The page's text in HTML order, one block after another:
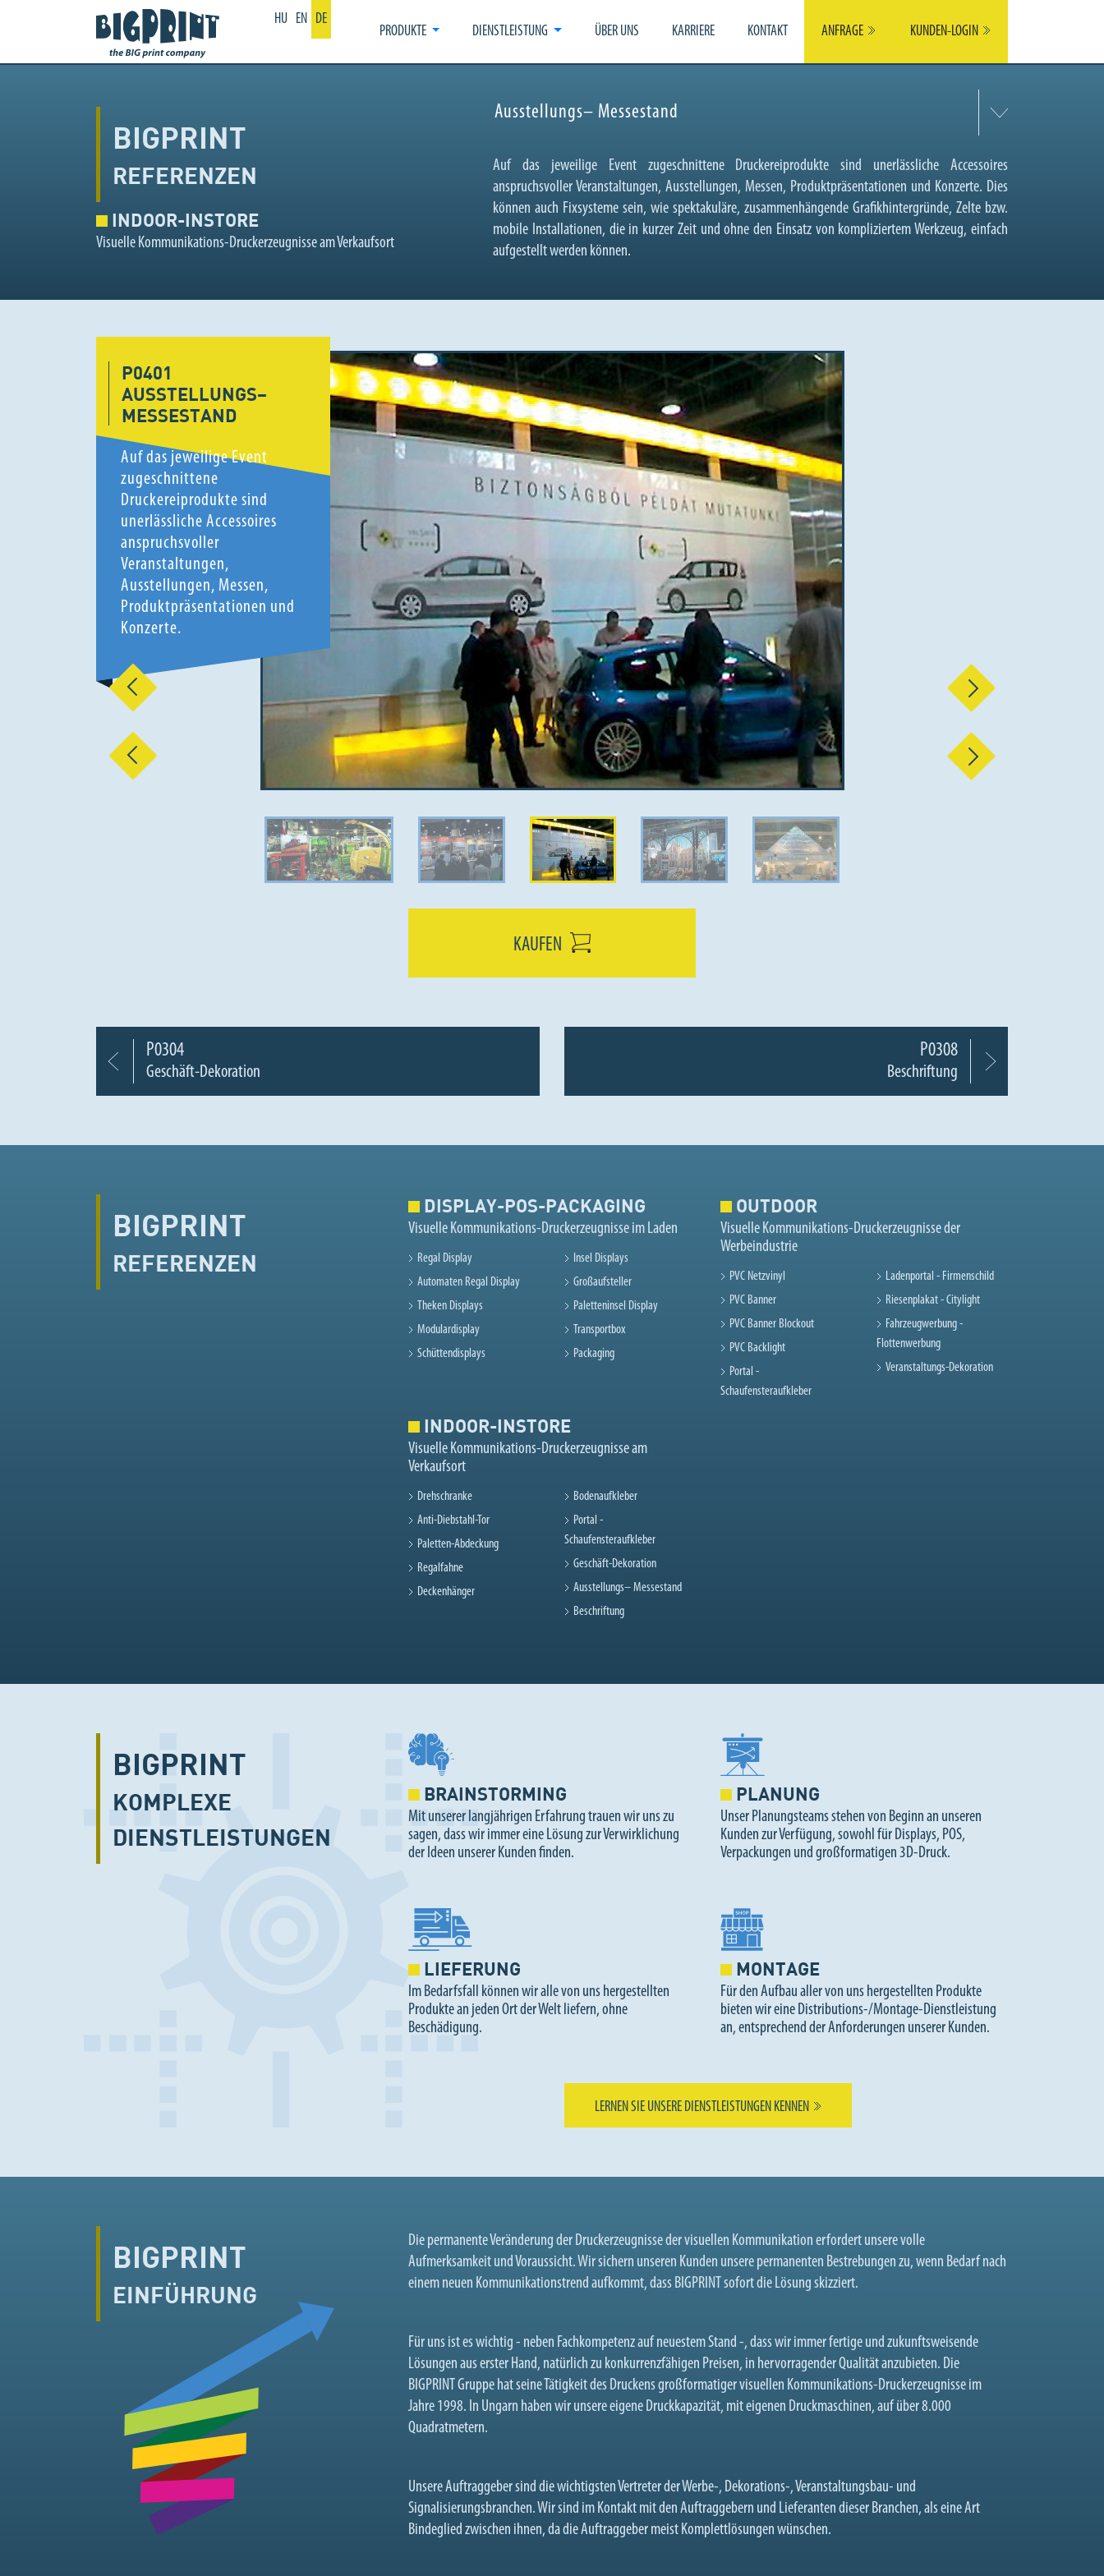
HU EN DE
PRODUKTE DIENSTLEISTUNG ÜBER UNS KARRIERE KONTAKT ANFRAGE KUNDEN-LOGIN
BIGPRINT
REFERENZEN
INDOOR-INSTORE
Visuelle Kommunikations-Druckerzeugnisse am Verkaufsort
Ausstellungs– Messestand
Auf das jeweilige Event zugeschnittene Druckereiprodukte sind unerlässliche Accessoires
anspruchsvoller Veranstaltungen, Ausstellungen, Messen, Produktpräsentationen und Konzerte. Dies
können auch Fixsysteme sein, wie spektakuläre, zusammenhängende Grafikhintergründe, Zelte bzw.
mobile Installationen, die in kurzer Zeit und ohne den Einsatz von kompliziertem Werkzeug, einfach
aufgestellt werden können.
Vorherige Nächste
P0401
AUSSTELLUNGS–
MESSESTAND
Auf das jeweilige Event
zugeschnittene
Druckereiprodukte sind
unerlässliche Accessoires
anspruchsvoller
Veranstaltungen,
Ausstellungen, Messen,
Produktpräsentationen und
Konzerte.
Vorherige Nächste
KAUFEN
P0304
Geschäft-Dekoration
P0308
Beschriftung
BIGPRINT
REFERENZEN
DISPLAY-POS-PACKAGING
Visuelle Kommunikations-Druckerzeugnisse im Laden
Regal Display
Automaten Regal Display
Theken Displays
Modulardisplay
Schüttendisplays
Insel Displays
Großaufsteller
Paletteninsel Display
Transportbox
Packaging
OUTDOOR
Visuelle Kommunikations-Druckerzeugnisse der
Werbeindustrie
PVC Netzvinyl
PVC Banner
PVC Banner Blockout
PVC Backlight
Portal -
Schaufensteraufkleber
Ladenportal - Firmenschild
Riesenplakat - Citylight
Fahrzeugwerbung -
Flottenwerbung
Veranstaltungs-Dekoration
INDOOR-INSTORE
Visuelle Kommunikations-Druckerzeugnisse am
Verkaufsort
Drehschranke
Anti-Diebstahl-Tor
Paletten-Abdeckung
Regalfahne
Deckenhänger
Bodenaufkleber
Portal -
Schaufensteraufkleber
Geschäft-Dekoration
Ausstellungs– Messestand
Beschriftung
BIGPRINT
KOMPLEXE
DIENSTLEISTUNGEN
BRAINSTORMING
Mit unserer langjährigen Erfahrung trauen wir uns zu
sagen, dass wir immer eine Lösung zur Verwirklichung
der Ideen unserer Kunden finden.
PLANUNG
Unser Planungsteams stehen von Beginn an unseren
Kunden zur Verfügung, sowohl für Displays, POS,
Verpackungen und großformatigen 3D-Druck.
LIEFERUNG
Im Bedarfsfall können wir alle von uns hergestellten
Produkte an jeden Ort der Welt liefern, ohne
Beschädigung.
MONTAGE
Für den Aufbau aller von uns hergestellten Produkte
bieten wir eine Distributions-/Montage-Dienstleistung
an, entsprechend der Anforderungen unserer Kunden.
LERNEN SIE UNSERE DIENSTLEISTUNGEN KENNEN
BIGPRINT
EINFÜHRUNG
Die permanente Veränderung der Druckerzeugnisse der visuellen Kommunikation erfordert unsere volle
Aufmerksamkeit und Voraussicht. Wir sichern unseren Kunden unsere permanenten Bestrebungen zu, wenn Bedarf nach
einem neuen Kommunikationstrend aufkommt, dass BIGPRINT sofort die Lösung skizziert.
Für uns ist es wichtig - neben Fachkompetenz auf neuestem Stand -, dass wir immer fertige und zukunftsweisende
Lösungen aus erster Hand, natürlich zu konkurrenzfähigen Preisen, in hervorragender Qualität anzubieten. Die
BIGPRINT Gruppe hat seine Tätigkeit des Druckens großformatiger visuellen Kommunikations-Druckerzeugnisse im
Jahre 1998. In Ungarn haben wir unsere eigene Druckkapazität, mit eigenen Druckmaschinen, auf über 8.000
Quadratmetern.
Unsere Auftraggeber sind die wichtigsten Vertreter der Werbe-, Dekorations-, Veranstaltungsbau- und
Signalisierungsbranchen. Wir sind im Kontakt mit den Auftraggebern und Lieferanten dieser Branchen, als eine Art
Bindeglied zwischen ihnen, da die Auftraggeber meist Komplettlösungen wünschen.